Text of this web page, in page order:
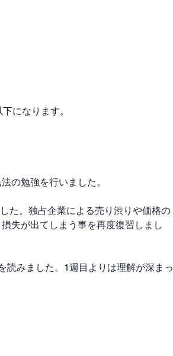
になります。
の勉強を行いました。
た。独占企業による売り渋りや価格の
失が出てしまう事を再度復習しまし
読みました。1週目よりは理解が深まっ